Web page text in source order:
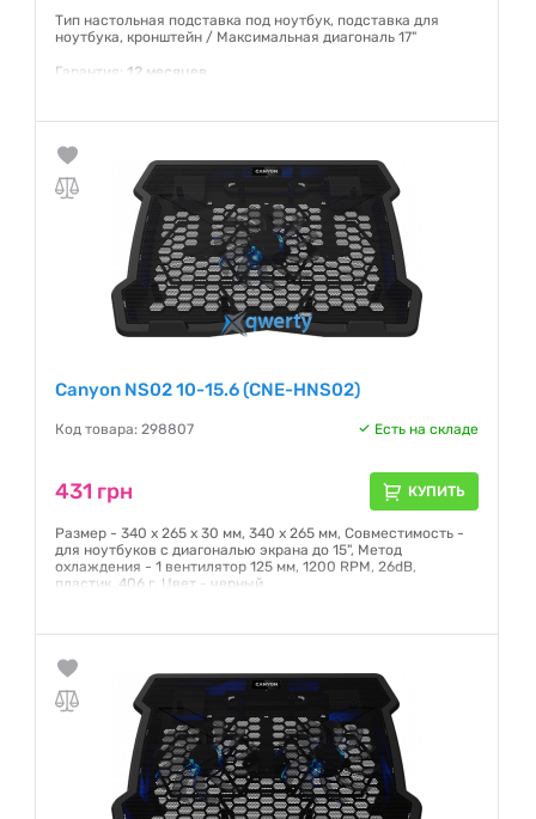
Тип настольная подставка под ноутбук, подставка для
ноутбука, кронштейн / Максимальная диагональ 17"
Гарантия: 12 месяцев
Canyon NS02 10-15.6 (CNE-HNS02)
Код товара: 298807 Есть на складе
431 грн КУПИТЬ
Размер - 340 х 265 х 30 мм, 340 х 265 мм, Совместимость -
для ноутбуков с диагональю экрана до 15", Метод
охлаждения - 1 вентилятор 125 мм, 1200 RPM, 26dB,
пластик, 406 г, Цвет - черный